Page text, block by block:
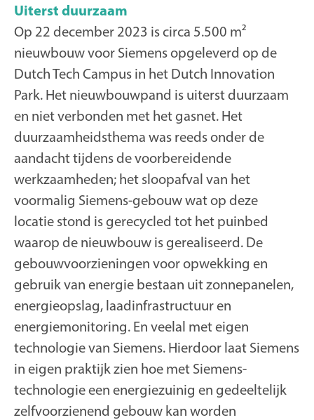
Uiterst duurzaam
Op 22 december 2023 is circa 5.500 m²
nieuwbouw voor Siemens opgeleverd op de
Dutch Tech Campus in het Dutch Innovation
Park. Het nieuwbouwpand is uiterst duurzaam
en niet verbonden met het gasnet. Het
duurzaamheidsthema was reeds onder de
aandacht tijdens de voorbereidende
werkzaamheden; het sloopafval van het
voormalig Siemens-gebouw wat op deze
locatie stond is gerecycled tot het puinbed
waarop de nieuwbouw is gerealiseerd. De
gebouwvoorzieningen voor opwekking en
gebruik van energie bestaan uit zonnepanelen,
energieopslag, laadinfrastructuur en
energiemonitoring. En veelal met eigen
technologie van Siemens. Hierdoor laat Siemens
in eigen praktijk zien hoe met Siemens-
technologie een energiezuinig en gedeeltelijk
zelfvoorzienend gebouw kan worden